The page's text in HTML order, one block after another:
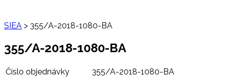
SIEA > 355/A-2018-1080-BA
355/A-2018-1080-BA
Číslo objednávky
355/A-2018-1080-BA